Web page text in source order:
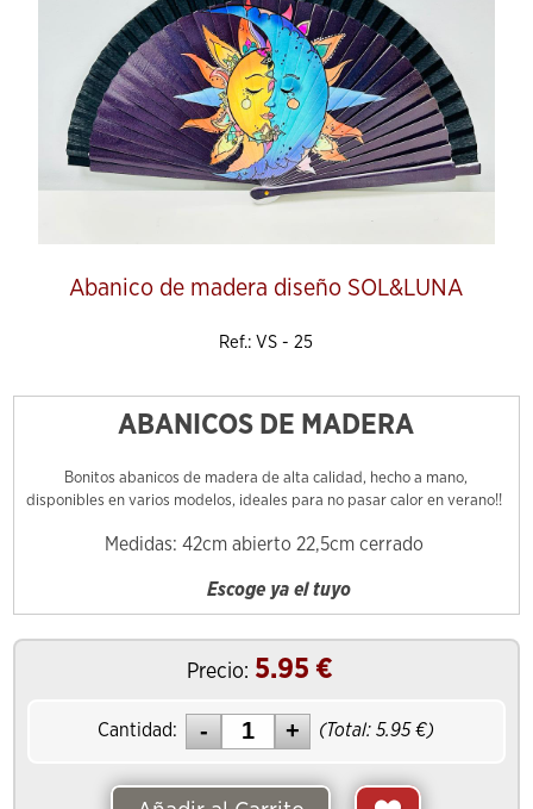
Abanico de madera diseño SOL&LUNA
Ref.: VS - 25
ABANICOS DE MADERA
Bonitos abanicos de madera de alta calidad, hecho a mano,
disponibles en varios modelos, ideales para no pasar calor en verano!!
Medidas: 42cm abierto 22,5cm cerrado
Escoge ya el tuyo
Precio: 5.95 €
Cantidad: (Total:5.95 €)